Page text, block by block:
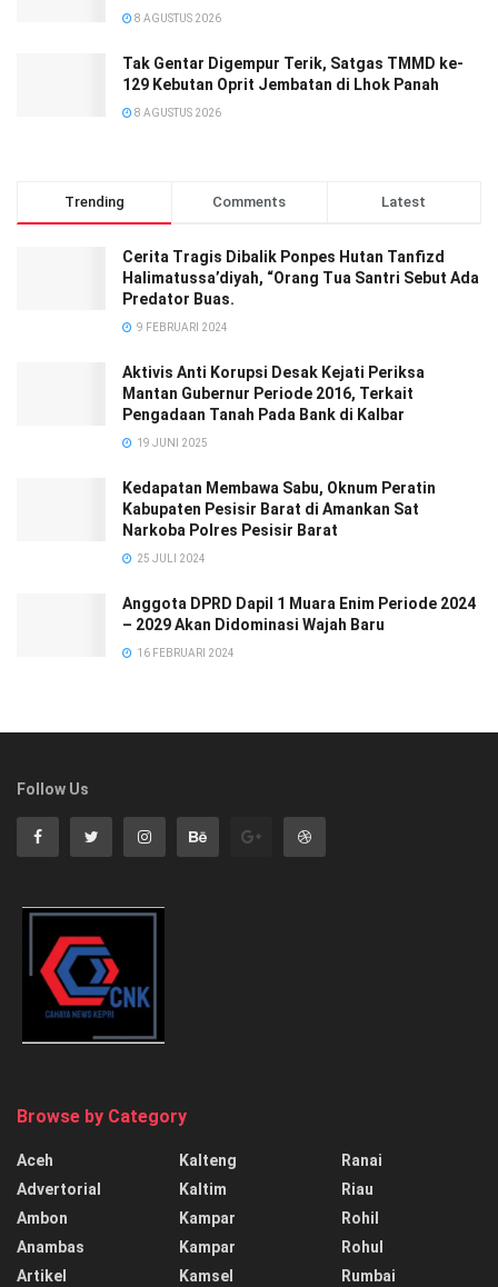
8 AGUSTUS 2026
Tak Gentar Digempur Terik, Satgas TMMD ke-
129 Kebutan Oprit Jembatan di Lhok Panah
8 AGUSTUS 2026
Trending Comments Latest
Cerita Tragis Dibalik Ponpes Hutan Tanfizd
Halimatussa’diyah, “Orang Tua Santri Sebut Ada
Predator Buas.
9 FEBRUARI 2024
Aktivis Anti Korupsi Desak Kejati Periksa
Mantan Gubernur Periode 2016, Terkait
Pengadaan Tanah Pada Bank di Kalbar
19 JUNI 2025
Kedapatan Membawa Sabu, Oknum Peratin
Kabupaten Pesisir Barat di Amankan Sat
Narkoba Polres Pesisir Barat
25 JULI 2024
Anggota DPRD Dapil 1 Muara Enim Periode 2024
– 2029 Akan Didominasi Wajah Baru
16 FEBRUARI 2024
Follow Us
Browse by Category
Aceh
Advertorial
Ambon
Anambas
Artikel
Kalteng
Kaltim
Kampar
Kampar
Kamsel
Ranai
Riau
Rohil
Rohul
Rumbai